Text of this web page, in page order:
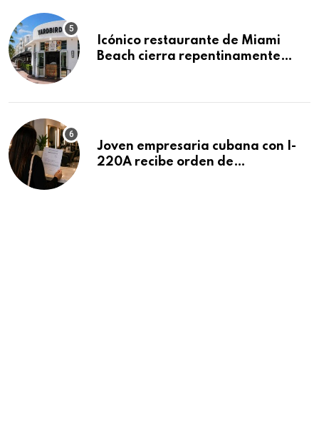
Icónico restaurante de Miami
Beach cierra repentinamente
Joven empresaria cubana con I-
220A recibe orden de